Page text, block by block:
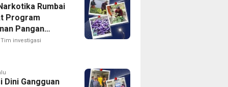
Rumbai
Program
Pangan
Memanen
Tim investigasi
Dini Gangguan